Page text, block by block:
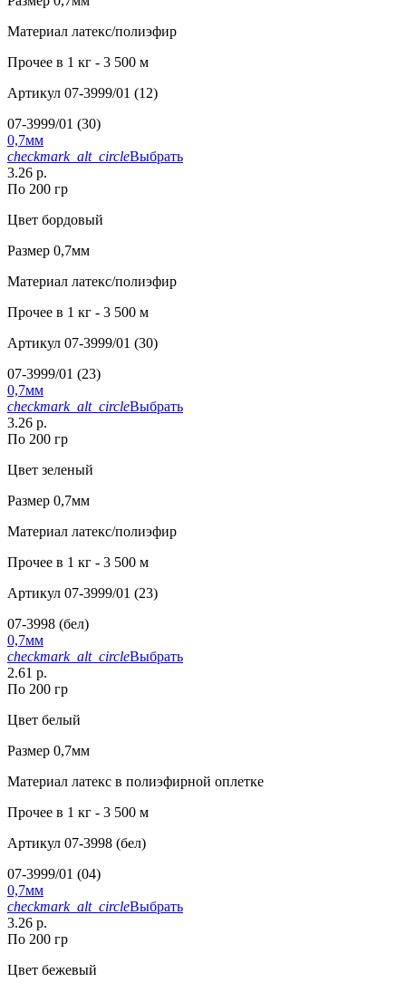
Материал латекс/полиэфир
Прочее в 1 кг - 3 500 м
Артикул 07-3999/01 (12)
07-3999/01 (30)
0,7мм
checkmark_alt_circleВыбрать
3.26 р.
По 200 гр
Цвет бордовый
Размер 0,7мм
Материал латекс/полиэфир
Прочее в 1 кг - 3 500 м
Артикул 07-3999/01 (30)
07-3999/01 (23)
0,7мм
checkmark_alt_circleВыбрать
3.26 р.
По 200 гр
Цвет зеленый
Размер 0,7мм
Материал латекс/полиэфир
Прочее в 1 кг - 3 500 м
Артикул 07-3999/01 (23)
07-3998 (бел)
0,7мм
checkmark_alt_circleВыбрать
2.61 р.
По 200 гр
Цвет белый
Размер 0,7мм
Материал латекс в полиэфирной оплетке
Прочее в 1 кг - 3 500 м
Артикул 07-3998 (бел)
07-3999/01 (04)
0,7мм
checkmark_alt_circleВыбрать
3.26 р.
По 200 гр
Цвет бежевый